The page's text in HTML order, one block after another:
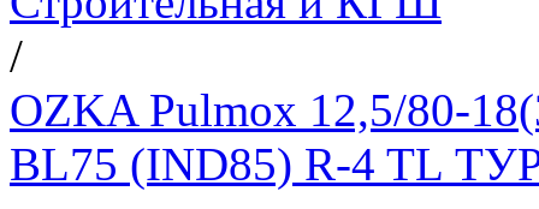
/
OZKA Pulmox 12,5/80-
BL75 (IND85) R-4 TL